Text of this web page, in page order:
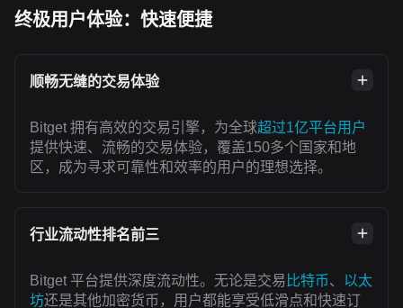
终极用户体验：快速便捷
顺畅无缝的交易体验
Bitget 拥有高效的交易引擎，为全球超过1亿平台用户
提供快速、流畅的交易体验，覆盖150多个国家和地
区，成为寻求可靠性和效率的用户的理想选择。
行业流动性排名前三
Bitget 平台提供深度流动性。无论是交易 比特币、 以太
坊还是其他加密货币，用户都能享受低滑点和快速订